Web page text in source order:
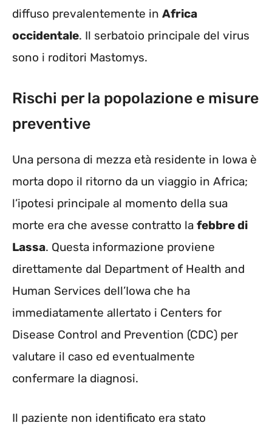
diffuso prevalentemente in Africa
occidentale. Il serbatoio principale del virus
sono i roditori Mastomys.
Rischi per la popolazione e misure
preventive
Una persona di mezza età residente in Iowa è
morta dopo il ritorno da un viaggio in Africa;
l’ipotesi principale al momento della sua
morte era che avesse contratto la febbre di
Lassa. Questa informazione proviene
direttamente dal Department of Health and
Human Services dell’Iowa che ha
immediatamente allertato i Centers for
Disease Control and Prevention (CDC) per
valutare il caso ed eventualmente
confermare la diagnosi.
Il paziente non identificato era stato